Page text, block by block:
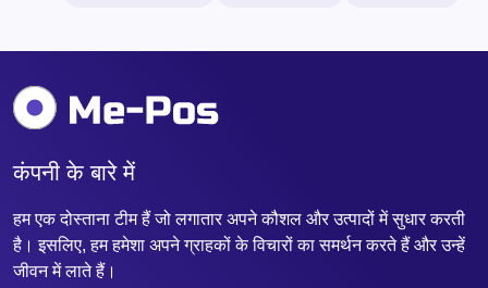
कंपनी के बारे में
हम एक दोस्ताना टीम हैं जो लगातार अपने कौशल और उत्पादों में सुधार करती
है। इसलिए, हम हमेशा अपने ग्राहकों के विचारों का समर्थन करते हैं और उन्हें
जीवन में लाते हैं।